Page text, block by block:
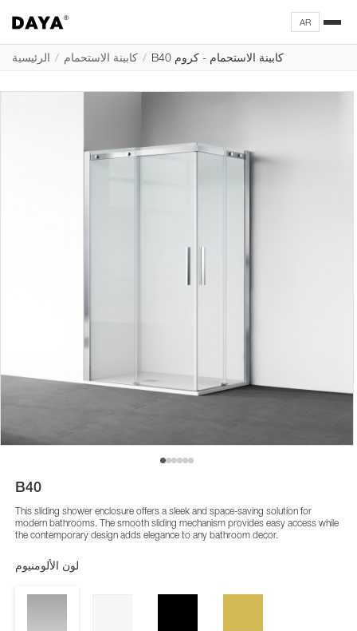
AR
الرئيسية / كابينة الاستحمام / B40 كابينة الاستحمام - كروم
B40
This sliding shower enclosure offers a sleek and space-saving solution for
modern bathrooms. The smooth sliding mechanism provides easy access while
the contemporary design adds elegance to any bathroom decor.
لون الألومنيوم